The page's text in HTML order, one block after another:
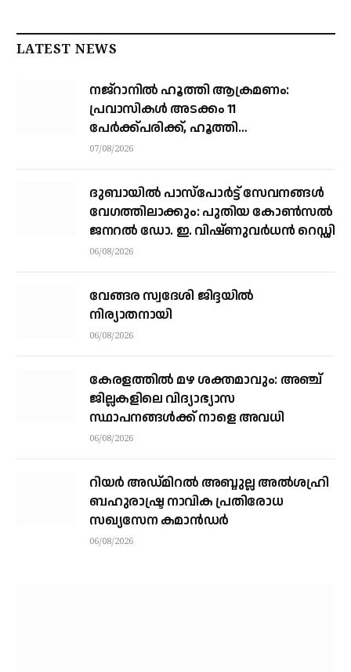
LATEST NEWS
നജ്‌റാനില്‍ ഹൂത്തി ആക്രമണം:
പ്രവാസികള്‍ അടക്കം 11
പേർക്ക്പരിക്ക്, ഹൂത്തി
ആക്രമണത്തില്‍ 17 യെമന്‍
07/08/2026
ദുബായിൽ പാസ്‌പോർട്ട് സേവനങ്ങൾ
വേഗത്തിലാക്കും: പുതിയ കോൺസൽ
ജനറൽ ഡോ. ഇ. വിഷ്ണുവർധൻ റെഡ്ഡി
06/08/2026
വേങ്ങര സ്വദേശി ജിദ്ദയിൽ
നിര്യാതനായി
06/08/2026
കേരളത്തില്‍ മഴ ശക്തമാവും: അഞ്ച്
ജില്ലകളിലെ വിദ്യാഭ്യാസ
സ്ഥാപനങ്ങള്‍ക്ക് നാളെ അവധി
06/08/2026
റിയര്‍ അഡ്മിറല്‍ അബ്ദുല്ല അല്‍ശഹ്രി
ബഹുരാഷ്ട്ര നാവിക പ്രതിരോധ
സഖ്യസേന കമാന്‍ഡര്‍
06/08/2026